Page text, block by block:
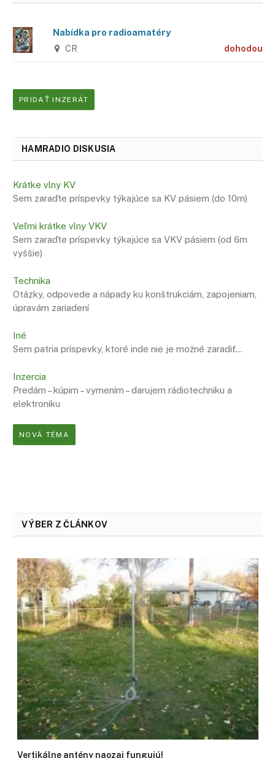
Nabídka pro radioamatéry
CR dohodou
PRIDAŤ INZERÁT
HAMRADIO DISKUSIA
Krátke vlny KV
Sem zaraďte príspevky týkajúce sa KV pásiem (do 10m)
Veľmi krátke vlny VKV
Sem zaraďte príspevky týkajúce sa VKV pásiem (od 6m
vyššie)
Technika
Otázky, odpovede a nápady ku konštrukciám, zapojeniam,
úpravám zariadení
Iné
Sem patria príspevky, ktoré inde nie je možné zaradiť…
Inzercia
Predám – kúpim – vymením – darujem rádiotechniku a
elektroniku
NOVÁ TÉMA
VÝBER Z ČLÁNKOV
Vertikálne antény naozaj fungujú!